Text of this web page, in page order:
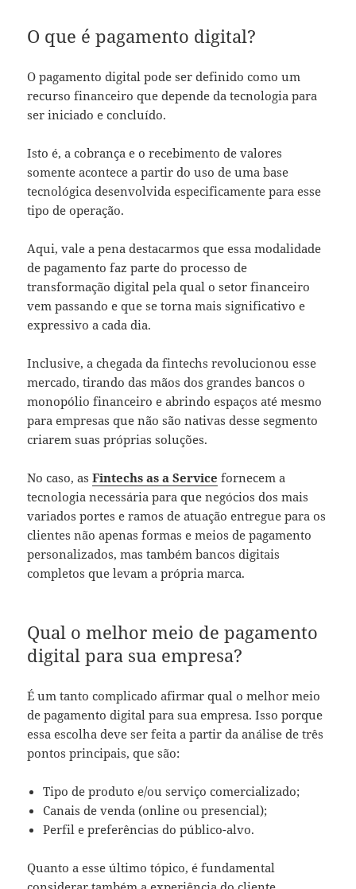
O que é pagamento digital?
O pagamento digital pode ser definido como um
recurso financeiro que depende da tecnologia para
ser iniciado e concluído.
Isto é, a cobrança e o recebimento de valores
somente acontece a partir do uso de uma base
tecnológica desenvolvida especificamente para esse
tipo de operação.
Aqui, vale a pena destacarmos que essa modalidade
de pagamento faz parte do processo de
transformação digital pela qual o setor financeiro
vem passando e que se torna mais significativo e
expressivo a cada dia.
Inclusive, a chegada da fintechs revolucionou esse
mercado, tirando das mãos dos grandes bancos o
monopólio financeiro e abrindo espaços até mesmo
para empresas que não são nativas desse segmento
criarem suas próprias soluções.
No caso, asFintechs as a Service fornecem a
tecnologia necessária para que negócios dos mais
variados portes e ramos de atuação entregue para os
clientes não apenas formas e meios de pagamento
personalizados, mas também bancos digitais
completos que levam a própria marca.
Qual o melhor meio de pagamento
digital para sua empresa?
É um tanto complicado afirmar qual o melhor meio
de pagamento digital para sua empresa. Isso porque
essa escolha deve ser feita a partir da análise de três
pontos principais, que são:
Tipo de produto e/ou serviço comercializado;
Canais de venda (online ou presencial);
Perfil e preferências do público-alvo.
Quanto a esse último tópico, é fundamental